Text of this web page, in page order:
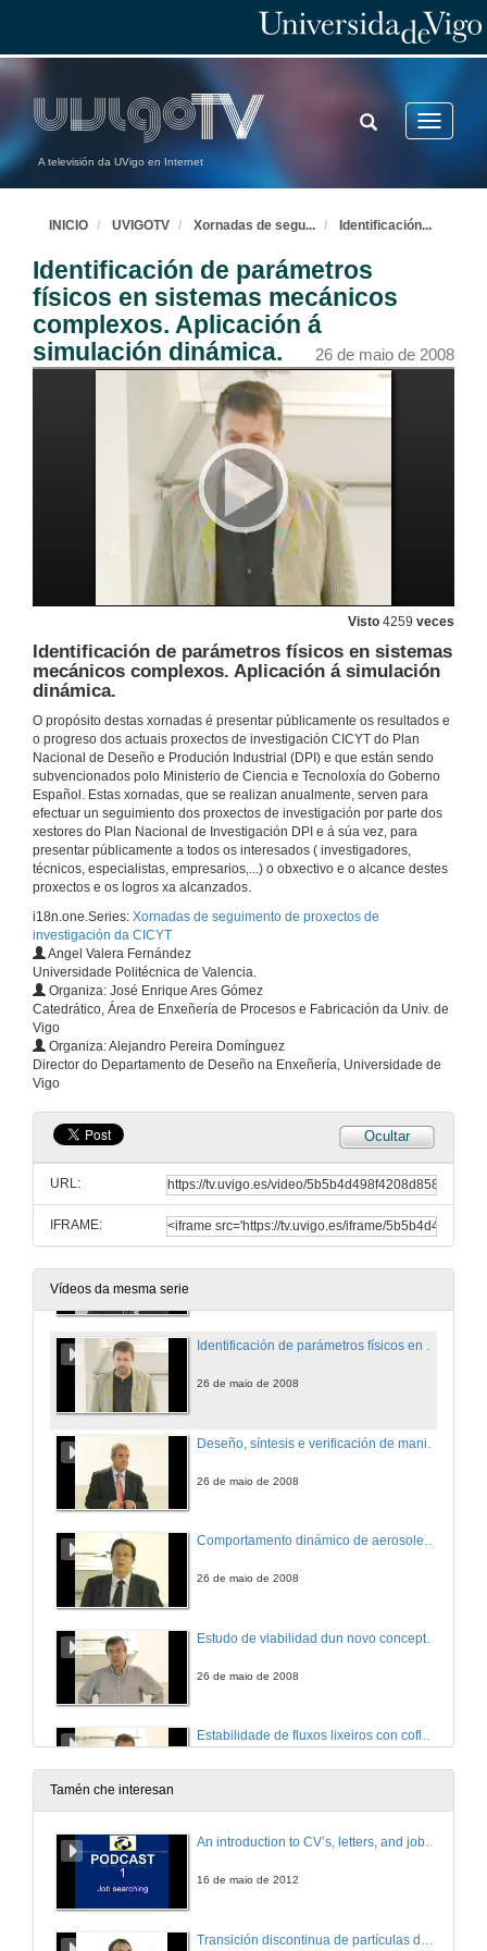
A televisión da UVigo en Internet
Toggle
TOGGLE
SEARCH
INICIO UVIGOTV Xornadas de segu... Identificación...
Identificación de parámetros
físicos en sistemas mecánicos
complexos. Aplicación á
simulación dinámica.
26 de maio de 2008
Visto 4259 veces
Identificación de parámetros físicos en sistemas
mecánicos complexos. Aplicación á simulación
dinámica.
O propósito destas xornadas é presentar públicamente os resultados e
o progreso dos actuais proxectos de investigación CICYT do Plan
Nacional de Deseño e Produción Industrial (DPI) e que están sendo
subvencionados polo Ministerio de Ciencia e Tecnoloxía do Goberno
Español. Estas xornadas, que se realizan anualmente, serven para
efectuar un seguimiento dos proxectos de investigación por parte dos
xestores do Plan Nacional de Investigación DPI e á súa vez, para
presentar públicamente a todos os interesados ( investigadores,
técnicos, especialistas, empresarios,...) o obxectivo e o alcance destes
proxectos e os logros xa alcanzados.
i18n.one.Series: Xornadas de seguimento de proxectos de
investigación da CICYT
Angel Valera Fernández
Universidade Politécnica de Valencia.
Organiza: José Enrique Ares Gómez
Catedrático, Área de Enxeñería de Procesos e Fabricación da Univ. de
Vigo
Organiza: Alejandro Pereira Domínguez
Director do Departamento de Deseño na Enxeñería, Universidade de
Vigo
Ocultar
URL:
IFRAME:
Vídeos da mesma serie
Identificación de parámetros físicos en sistemas mecánicos complexos. Presentación
26 de maio de 2008
Identificación de parámetros físicos en sistemas mecánicos complexos. Aplicación á simulación dinámica.
Identificación de parámetros físicos en sistemas mecánicos complexos. Aplicación á simulación dinámica.
26 de maio de 2008
26 de maio de 2008
Comportamento dinámico de aerosoles e estructura morfológica de depósitos formados a partir de aerosoles.
26 de maio de 2008
26 de maio de 2008
Estabilidade de fluxos lixeiros con cofluxo: Aplicación á formación de burbullas e o deseño de sistemas de inxección
26 de maio de 2008
Tamén che interesan
An introduction to CV’s, letters, and job searching
16 de maio de 2012